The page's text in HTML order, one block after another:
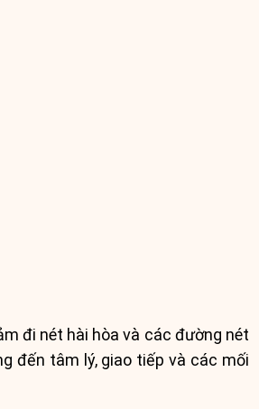
đi nét hài hòa và các đường nét
đến tâm lý, giao tiếp và các mối